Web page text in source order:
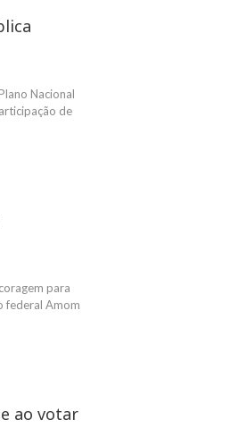
Nacional
de
para
federal Amom
ao votar